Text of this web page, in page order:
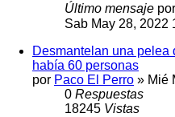
Último mensaje por
Sab May 28, 2022
Desmantelan una
había 60 personas
por Paco El Perro » Mié
0 Respuestas
18245 Vistas